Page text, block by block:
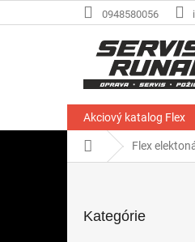
na
0948580056
Akciový katalog Flex
DomovFlex
kategórie
Kategórie